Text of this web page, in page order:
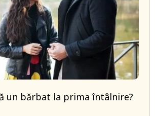
un bărbat la prima întâlnire?